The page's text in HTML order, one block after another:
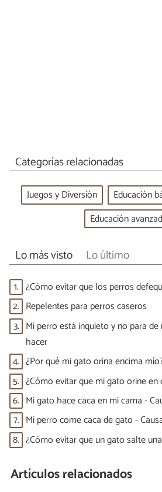
Categorías relacionadas
Juegos y Diversión Educación
Educación
Lo más visto Lo último
1. ¿Cómo evitar que los perros
2. Repelentes para perros caseros
3. Mi perro está inquieto y no para
hacer
4. ¿Por qué mi gato orina encima
5. ¿Cómo evitar que mi gato orine en
6. Mi gato hace caca en mi cama -
7. Mi perro come caca de gato -
8. ¿Cómo evitar que un gato salte
Artículos relacionados